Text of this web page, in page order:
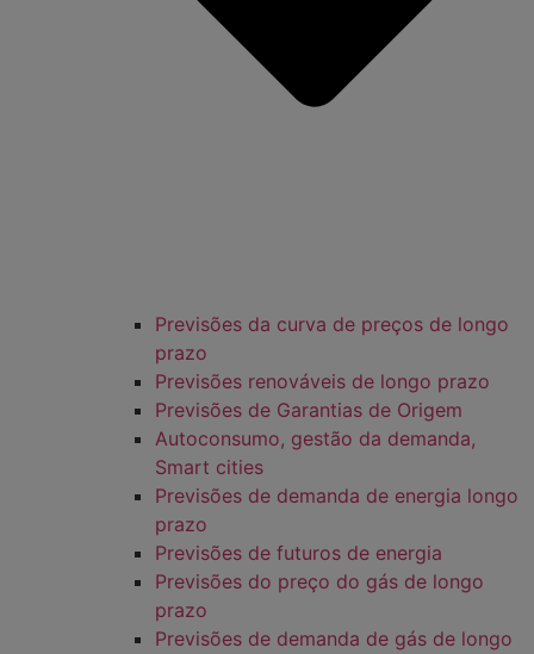
Previsões da curva de preços de longo
prazo
Previsões renováveis de longo prazo
Previsões de Garantias de Origem
Autoconsumo, gestão da demanda,
Smart cities
Previsões de demanda de energia longo
prazo
Previsões de futuros de energia
Previsões do preço do gás de longo
prazo
Previsões de demanda de gás de longo